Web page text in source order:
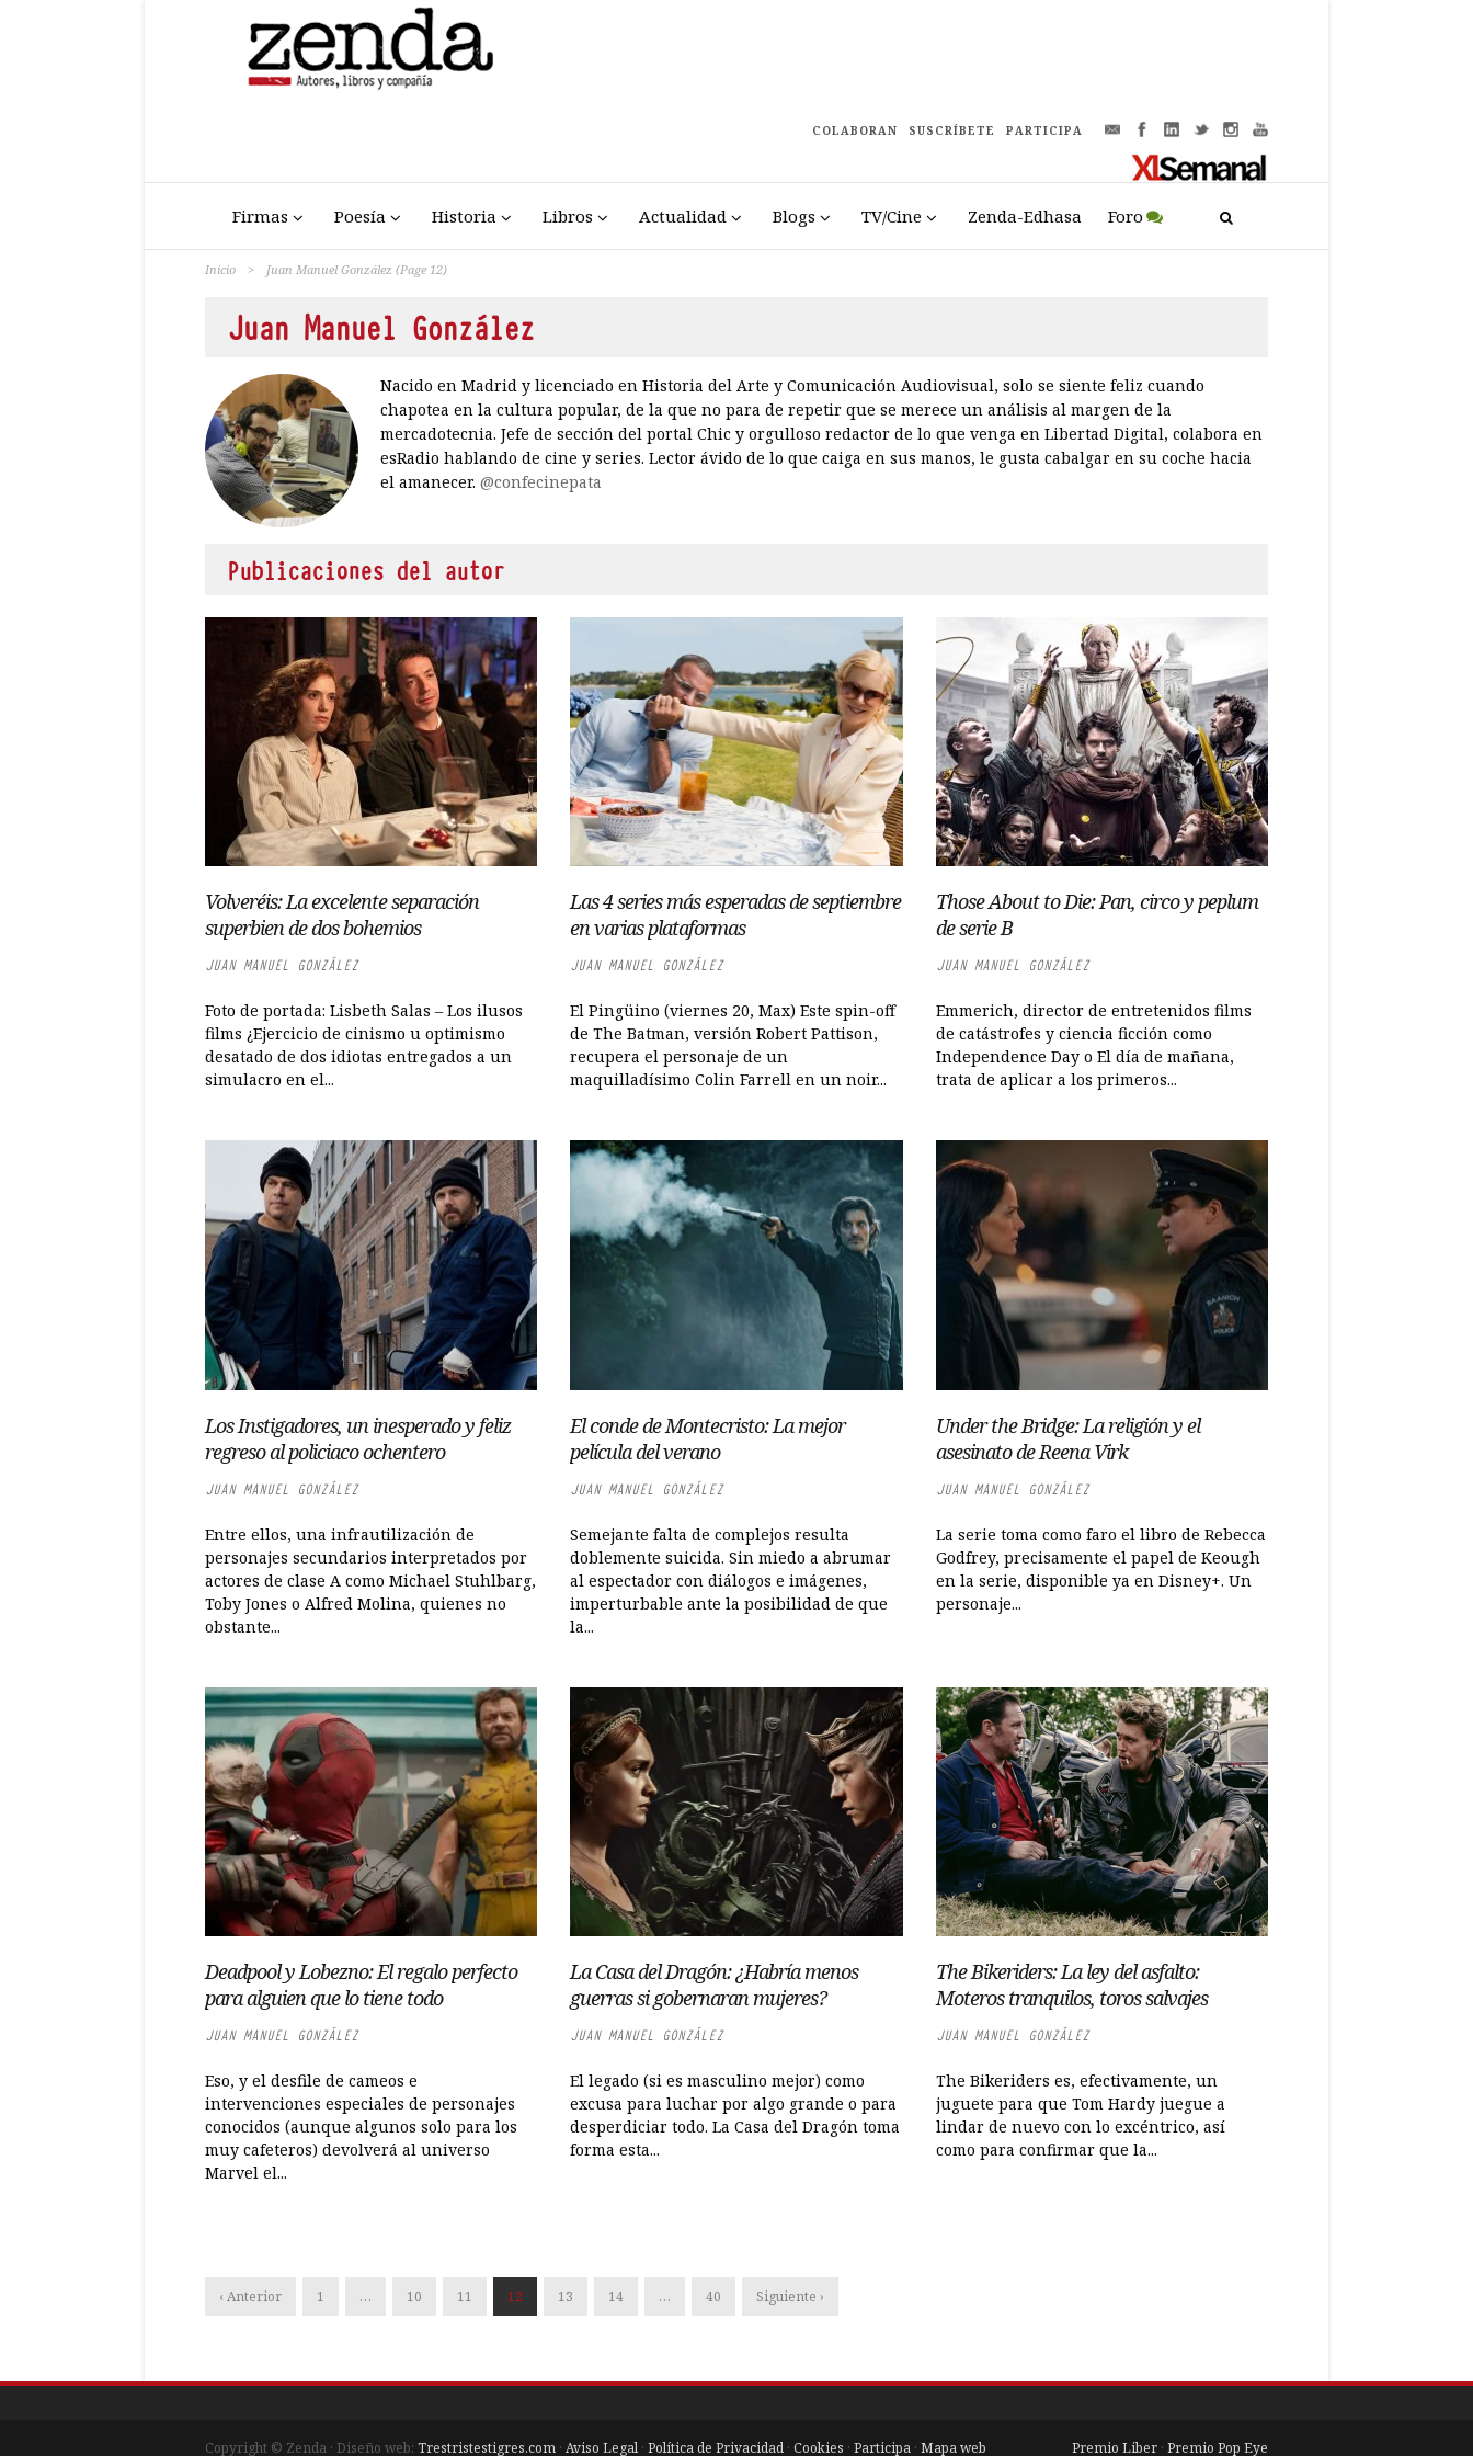
COLABORAN SUSCRÍBETE PARTICIPA
Firmas Poesía Historia Libros Actualidad Blogs TV/Cine Zenda-Edhasa Foro
Inicio > Juan Manuel González (Page 12)
Juan Manuel González
Nacido en Madrid y licenciado en Historia del Arte y Comunicación Audiovisual, solo se siente feliz cuando
chapotea en la cultura popular, de la que no para de repetir que se merece un análisis al margen de la
mercadotecnia. Jefe de sección del portal Chic y orgulloso redactor de lo que venga en Libertad Digital, colabora en
esRadio hablando de cine y series. Lector ávido de lo que caiga en sus manos, le gusta cabalgar en su coche hacia
el amanecer. @confecinepata
Publicaciones del autor
Volveréis: La excelente separación
superbien de dos bohemios
JUAN MANUEL GONZÁLEZ
Foto de portada: Lisbeth Salas – Los ilusos
films ¿Ejercicio de cinismo u optimismo
desatado de dos idiotas entregados a un
simulacro en el...
Las 4 series más esperadas de septiembre
en varias plataformas
JUAN MANUEL GONZÁLEZ
El Pingüino (viernes 20, Max) Este spin-off
de The Batman, versión Robert Pattison,
recupera el personaje de un
maquilladísimo Colin Farrell en un noir...
Those About to Die: Pan, circo y peplum
de serie B
JUAN MANUEL GONZÁLEZ
Emmerich, director de entretenidos films
de catástrofes y ciencia ficción como
Independence Day o El día de mañana,
trata de aplicar a los primeros...
Los Instigadores, un inesperado y feliz
regreso al policiaco ochentero
JUAN MANUEL GONZÁLEZ
Entre ellos, una infrautilización de
personajes secundarios interpretados por
actores de clase A como Michael Stuhlbarg,
Toby Jones o Alfred Molina, quienes no
obstante...
El conde de Montecristo: La mejor
película del verano
JUAN MANUEL GONZÁLEZ
Semejante falta de complejos resulta
doblemente suicida. Sin miedo a abrumar
al espectador con diálogos e imágenes,
imperturbable ante la posibilidad de que
la...
Under the Bridge: La religión y el
asesinato de Reena Virk
JUAN MANUEL GONZÁLEZ
La serie toma como faro el libro de Rebecca
Godfrey, precisamente el papel de Keough
en la serie, disponible ya en Disney+. Un
personaje...
Deadpool y Lobezno: El regalo perfecto
para alguien que lo tiene todo
JUAN MANUEL GONZÁLEZ
Eso, y el desfile de cameos e
intervenciones especiales de personajes
conocidos (aunque algunos solo para los
muy cafeteros) devolverá al universo
Marvel el...
La Casa del Dragón: ¿Habría menos
guerras si gobernaran mujeres?
JUAN MANUEL GONZÁLEZ
El legado (si es masculino mejor) como
excusa para luchar por algo grande o para
desperdiciar todo. La Casa del Dragón toma
forma esta...
The Bikeriders: La ley del asfalto:
Moteros tranquilos, toros salvajes
JUAN MANUEL GONZÁLEZ
The Bikeriders es, efectivamente, un
juguete para que Tom Hardy juegue a
lindar de nuevo con lo excéntrico, así
como para confirmar que la...
‹ Anterior 1 … 10 11 12 13 14 … 40 Siguiente ›
Copyright © Zenda · Diseño web: Trestristestigres.com · Aviso Legal · Política de Privacidad · Cookies · Participa · Mapa web Premio Liber · Premio Pop Eye